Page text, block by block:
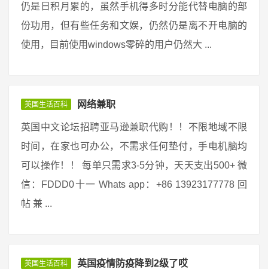
仍是日积月累的，虽然手机得多时分能代替电脑的部
份功用，但有些任务和文娱，仍然仍是离不开电脑的
使用，目前使用windows零碎的用户仍然大 ...
英国生活百科 网络兼职
英国中文论坛招聘亚马逊兼职代购！！不限地域不限
时间，在家也可办公，不需求任何垫付，手电机脑均
可以操作！！ 每单只需求3-5分钟，天天支出500+ 微
信：FDDD0十一 Whats app：+86 13923177778 回
帖 兼 ...
英国生活百科 英国疫情防疫降到2级了哎